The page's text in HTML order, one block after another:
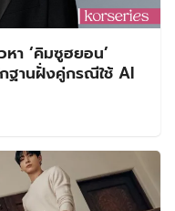
า ‘คิมซูฮยอน’
ฐานฝั่งคู่กรณีใช้ AI